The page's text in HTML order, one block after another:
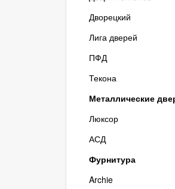
Дворецкий
Лига дверей
ПФД
Текона
Металлические
Люксор
АСД
Фурнитура
Archie